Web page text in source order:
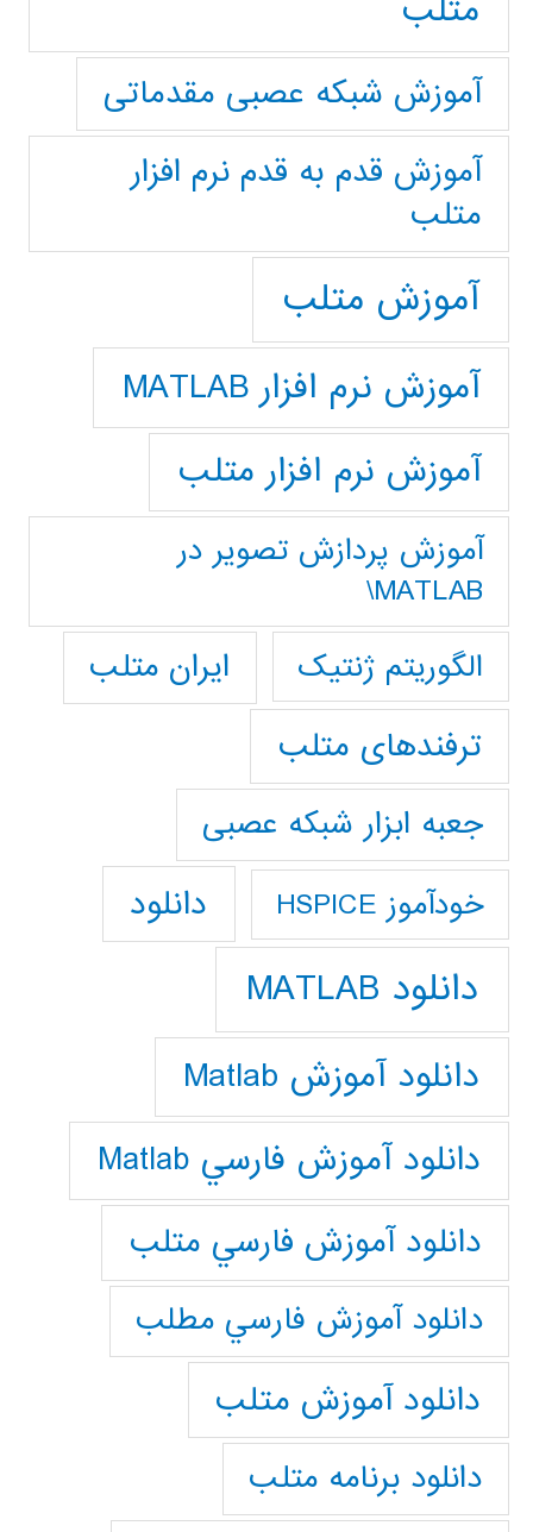
متلب
آموزش شبکه عصبی مقدماتی
آموزش قدم به قدم نرم افزار
متلب
آموزش متلب
آموزش نرم افزار MATLAB
آموزش نرم افزار متلب
آموزش پردازش تصوير در
MATLAB\
الگوریتم ژنتیک
ایران متلب
ترفندهای متلب
جعبه ابزار شبکه عصبی
خودآموز HSPICE دانلود
دانلود MATLAB
دانلود آموزش Matlab
دانلود آموزش فارسي Matlab
دانلود آموزش فارسي متلب
دانلود آموزش فارسي مطلب
دانلود آموزش متلب
دانلود برنامه متلب